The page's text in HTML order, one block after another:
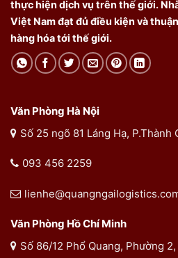
thực hiện dịch vụ trên thế giới.
Việt Nam đạt đủ điều kiện và
hàng hóa tới thế giới.
Văn Phòng Hà Nội
Số 25 ngõ 81 Láng Hạ,
093 456 2259
Văn Phòng Hồ Chí Minh
Số 86/12 Phổ Quang, Phường